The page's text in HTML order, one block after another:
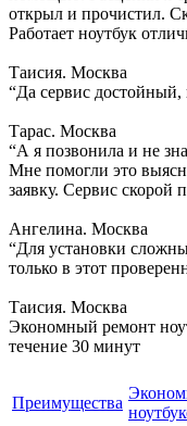
открыл и прочистил.
Работает ноутбук
Таисия. Москва
“Да сервис достойный,
Тарас. Москва
“А я позвонила и не
Мне помогли это
заявку. Сервис скорой
Ангелина. Москва
“Для установки
только в этот
Таисия. Москва
Экономный ремонт
течение 30 минут
Преимущества